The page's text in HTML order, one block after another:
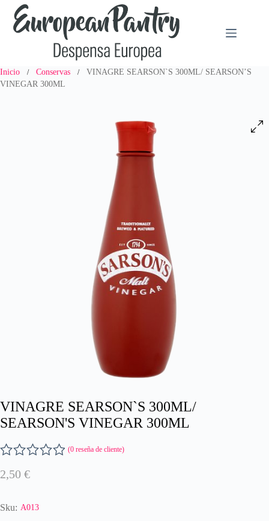
Saltar
contenido
Inicio / Conservas /
VINAGRE SEARSON`S 300ML/ SEARSON’S
VINEGAR 300ML
VINAGRE SEARSON`S 300ML/
SEARSON'S VINEGAR 300ML
V
a
o
(0 reseña de cliente)
2,50 €
Sku: A013